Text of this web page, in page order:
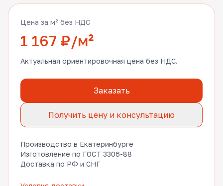
Цена за м² без НДС
1 167 ₽/м²
Актуальная ориентировочная цена без НДС.
Заказать
Получить цену и консультацию
Производство в Екатеринбурге
Изготовление по ГОСТ 3306-88
Доставка по РФ и СНГ